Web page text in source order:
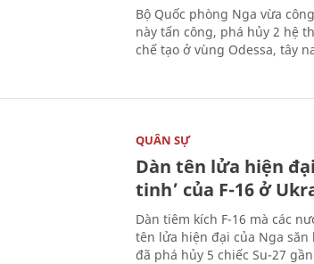
Bộ Quốc phòng Nga vừa
này tấn công, phá hủy 2 hệ
chế tạo ở vùng Odessa, tây
QUÂN SỰ
Dàn tên lửa hiện
tinh’ của F-16 ở
Dàn tiêm kích F-16 mà các
tên lửa hiện đại của Nga
đã phá hủy 5 chiếc Su-27